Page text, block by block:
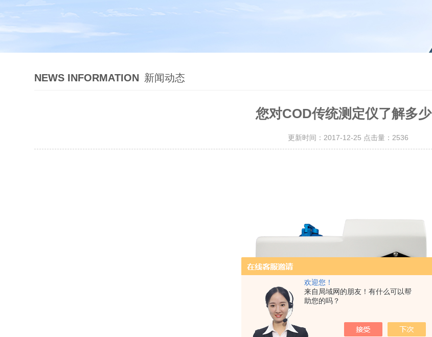
欢迎您！
来自局域网的朋友！有什么可以帮
助您的吗？
NEWS INFORMATION 新闻动态
您对COD传统测定仪了解多少
更新时间：2017-12-25 点击量： 2536